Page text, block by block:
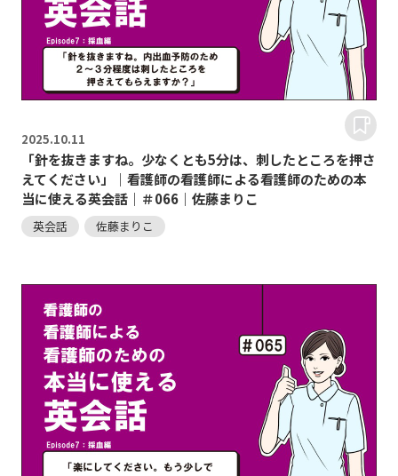
2025.10.11
「針を抜きますね。少なくとも5分は、刺したところを押さ
えてください」｜看護師の看護師による看護師のための本
当に使える英会話｜＃066｜佐藤まりこ
英会話 佐藤まりこ